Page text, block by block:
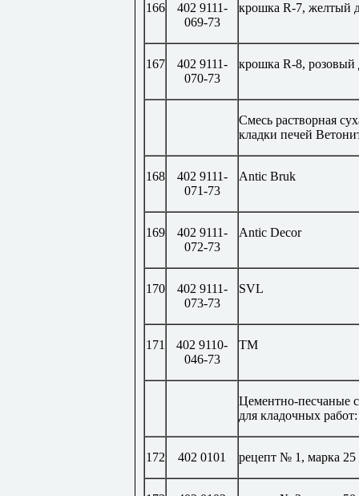
166
402 9111-
069-73
крошка R-7, желтый
167
402 9111-
070-73
крошка R-8, розовый
Смесь растворная
кладки печей
168
402 9111-
071-73
Antic Bruk
169
402 9111-
072-73
Antic Decor
170
402 9111-
073-73
SVL
171
402 9110-
046-73
TM
Цементно-песчаные
для кладочных работ:
172 402 0101 рецепт № 1, марка 25